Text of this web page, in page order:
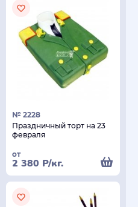
№ 2228
Праздничный торт на 23
февраля
от
2 380 Р/кг.